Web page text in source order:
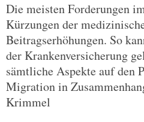
Die meisten Forderungen
Kürzungen der
Beitragserhöhungen. So
der Krankenversicherung
sämtliche Aspekte auf den
Migration in
Krimmel